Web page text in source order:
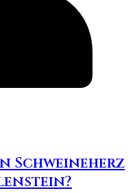
Schweineherz